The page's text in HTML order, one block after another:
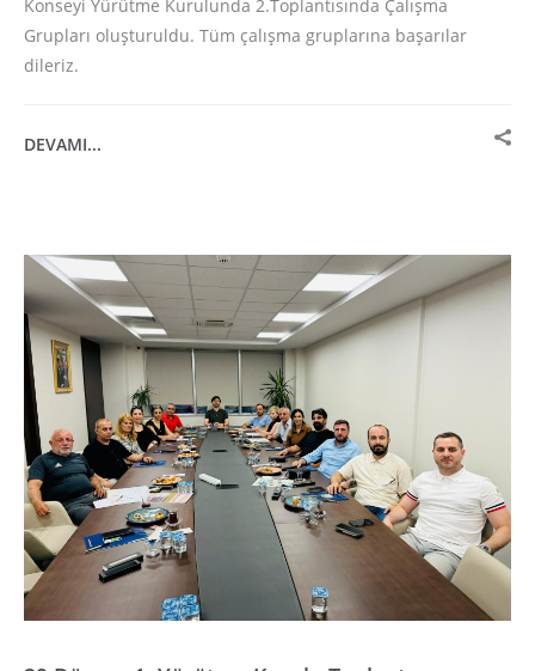
Konseyi Yürütme Kurulunda 2.Toplantısında Çalışma
Grupları oluşturuldu. Tüm çalışma gruplarına başarılar
dileriz.
DEVAMI...